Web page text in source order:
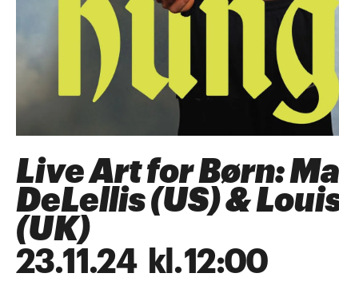
Live Art for Børn:
DeLellis (US) &
(UK)
23.11 .24 kl.12:00